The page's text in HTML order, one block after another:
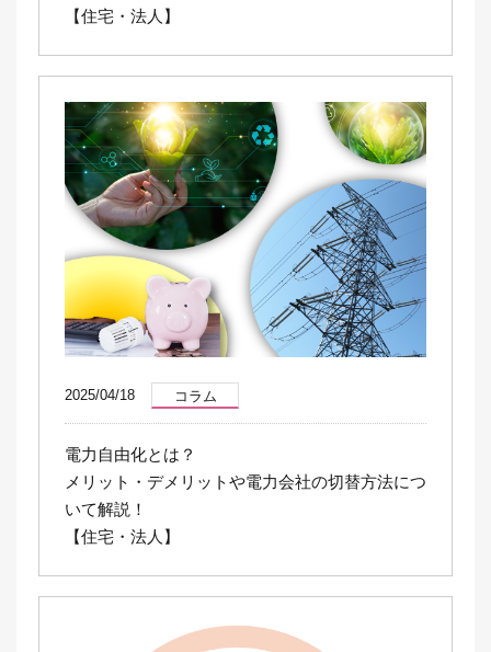
【住宅・法人】
2025/04/18 コラム
電力自由化とは？
メリット・デメリットや電力会社の切替方法につ
いて解説！
【住宅・法人】